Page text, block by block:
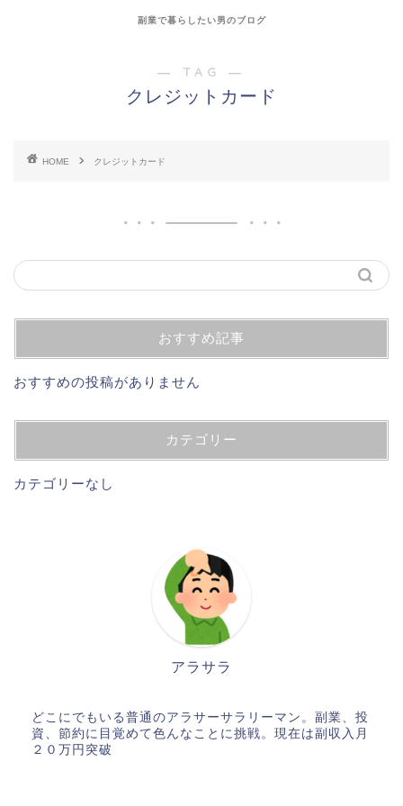
副業で暮らしたい男のブログ
― TAG ―
クレジットカード
HOME クレジットカード
おすすめ記事
おすすめの投稿がありません
カテゴリー
カテゴリーなし
アラサラ
どこにでもいる普通のアラサーサラリーマン。副業、投
資、節約に目覚めて色んなことに挑戦。現在は副収入月
２０万円突破